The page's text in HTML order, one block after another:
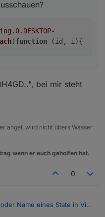
(function (id, i){
bei mir steht
angel, wird nicht übers Wasser
wenn er euch geholfen hat.
0
Name eines State in Vis